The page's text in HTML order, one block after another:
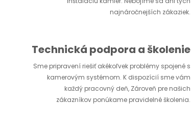
najnáročnejších zákaziek.
Technická podpora a školenie
Sme pripravení riešiť akékoľvek problémy spojené s
kamerovým systémom. K dispozícií sme vám
každý pracovný deň, Zároveň pre našich
zákazníkov ponúkame pravidelné školenia.